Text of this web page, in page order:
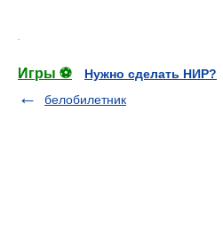
Игры ⚽
Нужно сделать НИР?
белобилетник